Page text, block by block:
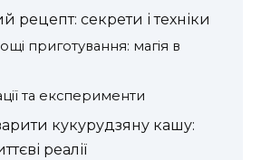
рецепт: секрети і техніки
приготування: магія в
та експерименти
кукурудзяну кашу:
реалії